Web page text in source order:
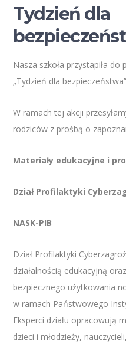
Tydzień dla
Nasza szkoła przystapiła
„Tydzień dla bezpieczeństwa”
W ramach tej akcji
rodziców z prośbą o
Materiały edukacyjne i
Dział Profilaktyki
NASK-PIB
Dział Profilaktyki
działalnością edukacyjną
bezpiecznego użytkowania
w ramach Państwowego
Eksperci działu opracowują
dzieci i młodzieży,